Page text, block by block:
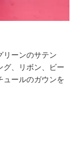
リーンのサテン
グ、リボン、ビー
ュールのガウンを